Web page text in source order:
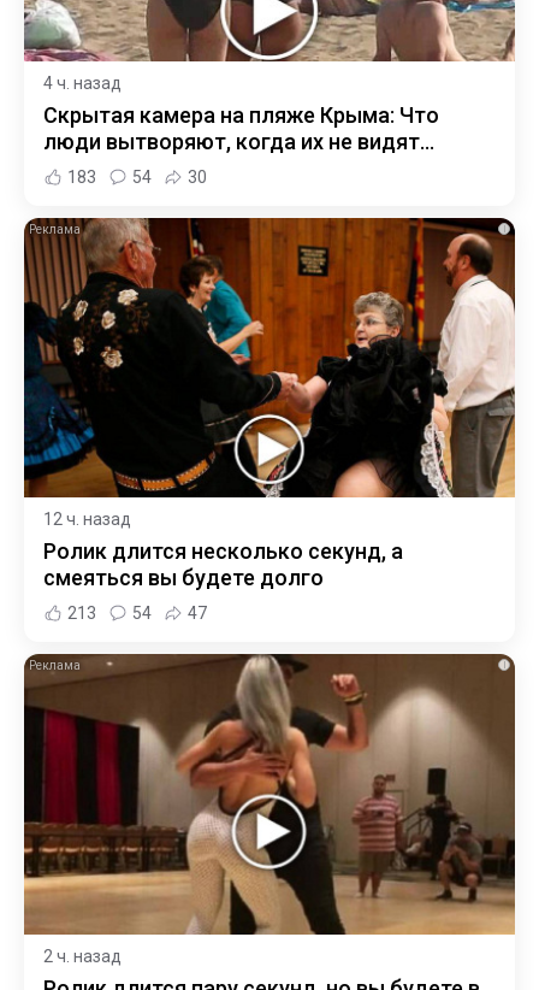
4 ч. назад
Скрытая камера на пляже Крыма: Что
люди вытворяют, когда их не видят...
183 54 30
i
12 ч. назад
Ролик длится несколько секунд, а
смеяться вы будете долго
213 54 47
i
2 ч. назад